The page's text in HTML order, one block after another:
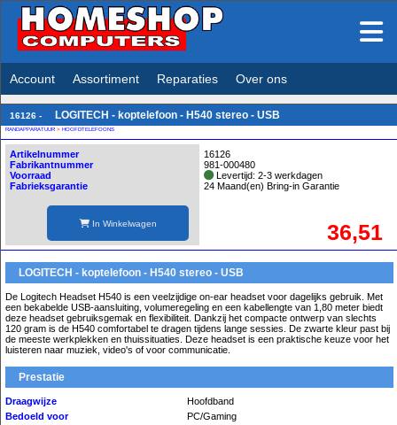
Account Assortiment Reparaties Over ons
16126 - LOGITECH - koptelefoon - H540 stereo - USB
RANDAPPARATUUR > HOOFDTELEFOONS
Artikelnummer
Fabrikantnummer
Voorraad
Fabrieksgarantie
In Winkelwagen
16126
981-000480
Levertijd: 2-3 werkdagen
24 Maand(en) Bring-in Garantie
36,51
LOGITECH - koptelefoon - H540 stereo - USB
De Logitech Headset H540 is een veelzijdige on-ear headset voor dagelijks gebruik. Met
een bekabelde USB-aansluiting, volumeregeling en een kabellengte van 1,80 meter biedt
deze headset gebruiksgemak en flexibiliteit. Dankzij het compacte ontwerp van slechts
120 gram is de H540 comfortabel te dragen tijdens lange sessies. De zwarte kleur past bij
de meeste werkplekken en thuissituaties. Deze headset is een praktische keuze voor het
luisteren naar muziek, video's of voor communicatie.
Prestatie
Draagwijze
Hoofdband
Bedoeld voor
PC/Gaming